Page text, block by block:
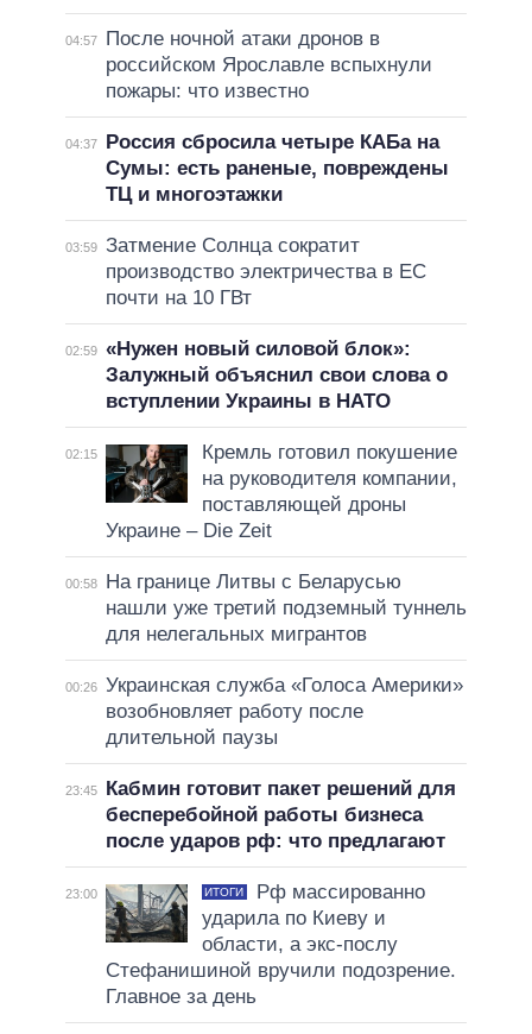
04:57
После ночной атаки дронов в
российском Ярославле вспыхнули
пожары: что известно
04:37
Россия сбросила четыре КАБа на
Сумы: есть раненые, повреждены
ТЦ и многоэтажки
03:59 Затмение Солнца сократит
производство электричества в ЕС
почти на 10 ГВт
02:59 «Нужен новый силовой блок»:
Залужный объяснил свои слова о
вступлении Украины в НАТО
02:15
Кремль готовил покушение
на руководителя компании,
поставляющей дроны
Украине – Die Zeit
00:58
На границе Литвы с Беларусью
нашли уже третий подземный туннель
для нелегальных мигрантов
00:26 Украинская служба «Голоса Америки»
возобновляет работу после
длительной паузы
23:45
Кабмин готовит пакет решений для
бесперебойной работы бизнеса
после ударов рф: что предлагают
23:00 ИТОГИ
Рф массированно
ударила по Киеву и
области, а экс-послу
Стефанишиной вручили подозрение.
Главное за день